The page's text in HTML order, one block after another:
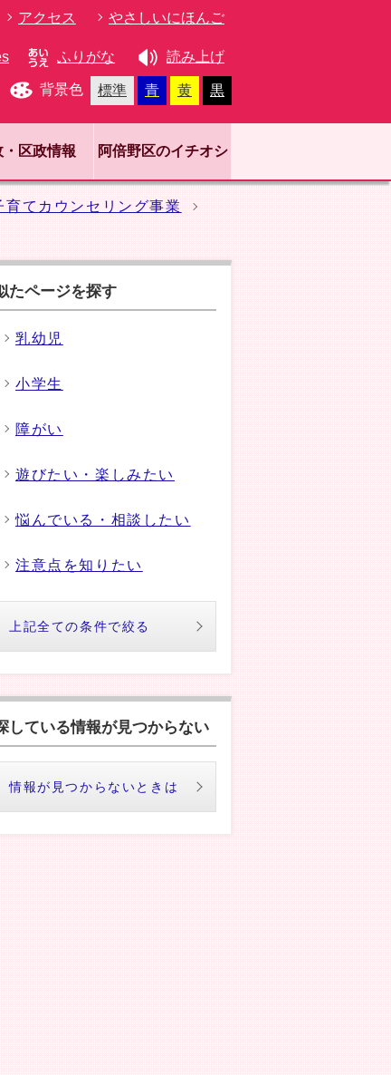
アクセス やさしいにほんご
ふりがな 読み上げ
背景色 標準 青 黄 黒
・区政情報 阿倍野区のイチオシ
育てカウンセリング事業
たページを探す
乳幼児
小学生
障がい
遊びたい・楽しみたい
悩んでいる・相談したい
注意点を知りたい
上記全ての条件で絞る
している情報が見つからない
情報が見つからないときは